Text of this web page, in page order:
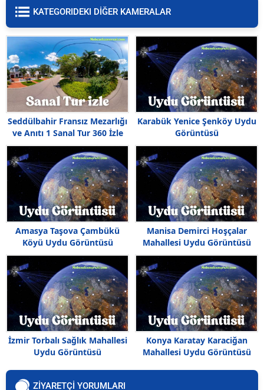
KATEGORIDEKI DİĞER KAMERALAR
Seddülbahir Fransız Mezarlığı
ve Anıtı 1 Sanal Tur 360 İzle
Karabük Yenice Şenköy Uydu
Görüntüsü
Amasya Taşova Çambükü
Köyü Uydu Görüntüsü
Manisa Demirci Hoşçalar
Mahallesi Uydu Görüntüsü
İzmir Torbalı Sağlık Mahallesi
Uydu Görüntüsü
Konya Karatay Karaciğan
Mahallesi Uydu Görüntüsü
ZİYARETÇİ YORUMLARI